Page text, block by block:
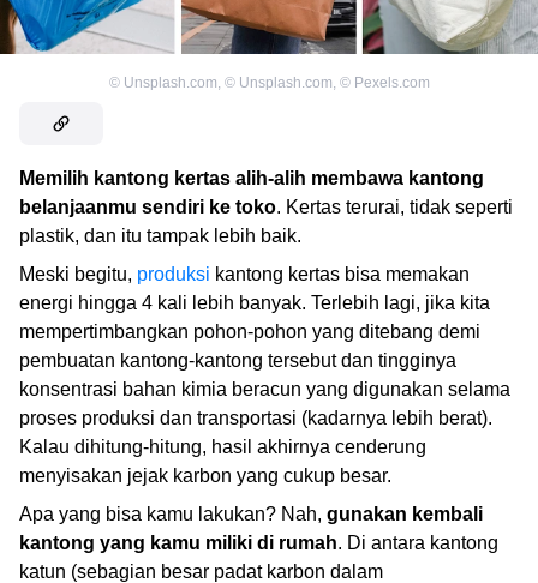
© Unsplash.com © Unsplash.com © Pexels.com
Memilih kantong kertas alih-alih membawa kantong
belanjaanmu sendiri ke toko. Kertas terurai, tidak seperti
plastik, dan itu tampak lebih baik.
Meski begitu, produksi kantong kertas bisa memakan
energi hingga 4 kali lebih banyak. Terlebih lagi, jika kita
mempertimbangkan pohon-pohon yang ditebang demi
pembuatan kantong-kantong tersebut dan tingginya
konsentrasi bahan kimia beracun yang digunakan selama
proses produksi dan transportasi (kadarnya lebih berat).
Kalau dihitung-hitung, hasil akhirnya cenderung
menyisakan jejak karbon yang cukup besar.
Apa yang bisa kamu lakukan? Nah, gunakan kembali
kantong yang kamu miliki di rumah. Di antara kantong
katun (sebagian besar padat karbon dalam